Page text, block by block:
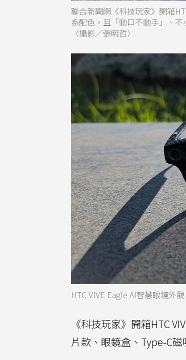
聯合新聞網《科技玩家》開箱
系配色，且「動口不動手」、
（攝影／張明哲）
HTC VIVE Eagle AI智慧眼鏡外
《科技玩家》開箱HTC
片款、眼鏡盒、Type-C